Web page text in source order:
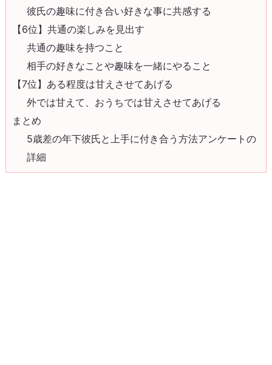
彼氏の趣味に付き合い好きな事に共感する
【6位】共通の楽しみを見出す
共通の趣味を持つこと
相手の好きなことや趣味を一緒にやること
【7位】ある程度は甘えさせてあげる
外では甘えて、おうちでは甘えさせてあげる
まとめ
5歳差の年下彼氏と上手に付き合う方法アンケートの
詳細